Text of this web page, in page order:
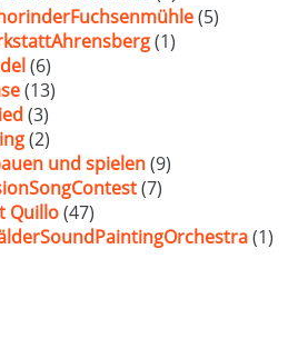
(5)
(1)
(6)
(13)
(3)
(2)
und spielen(9)
(7)
Quillo(47)
(1)